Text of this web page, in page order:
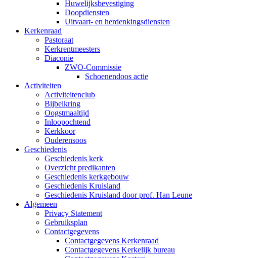
Huwelijksbevestiging
Doopdiensten
Uitvaart- en herdenkingsdiensten
Kerkenraad
Pastoraat
Kerkrentmeesters
Diaconie
ZWO-Commissie
Schoenendoos actie
Activiteiten
Activiteitenclub
Bijbelkring
Oogstmaaltijd
Inloopochtend
Kerkkoor
Ouderensoos
Geschiedenis
Geschiedenis kerk
Overzicht predikanten
Geschiedenis kerkgebouw
Geschiedenis Kruisland
Geschiedenis Kruisland door prof. Han Leune
Algemeen
Privacy Statement
Gebruiksplan
Contactgegevens
Contactgegevens Kerkenraad
Contactgegevens Kerkelijk bureau